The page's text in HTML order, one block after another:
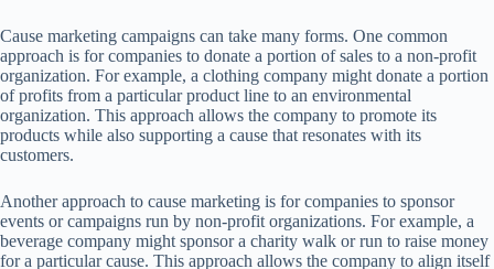
Cause marketing campaigns can take many forms. One common
approach is for companies to donate a portion of sales to a non-profit
organization. For example, a clothing company might donate a portion
of profits from a particular product line to an environmental
organization. This approach allows the company to promote its
products while also supporting a cause that resonates with its
customers.
Another approach to cause marketing is for companies to sponsor
events or campaigns run by non-profit organizations. For example, a
beverage company might sponsor a charity walk or run to raise money
for a particular cause. This approach allows the company to align itself